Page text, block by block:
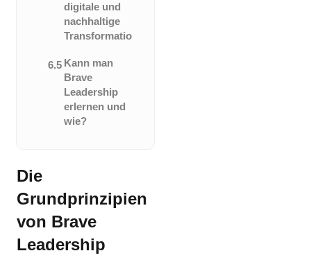
digitale und
nachhaltige
Transformation?
6.5 Kann man
Brave
Leadership
erlernen und
wie?
Die
Grundprinzipien
von Brave
Leadership